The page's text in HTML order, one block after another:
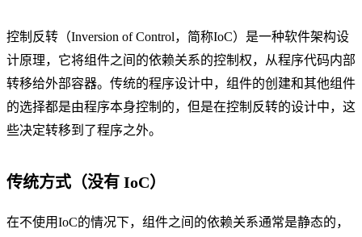
控制反转（Inversion of Control，简称IoC）是一种软件架构设
计原理，它将组件之间的依赖关系的控制权，从程序代码内部
转移给外部容器。传统的程序设计中，组件的创建和其他组件
的选择都是由程序本身控制的，但是在控制反转的设计中，这
些决定转移到了程序之外。
传统方式（没有 IoC）
在不使用IoC的情况下，组件之间的依赖关系通常是静态的，